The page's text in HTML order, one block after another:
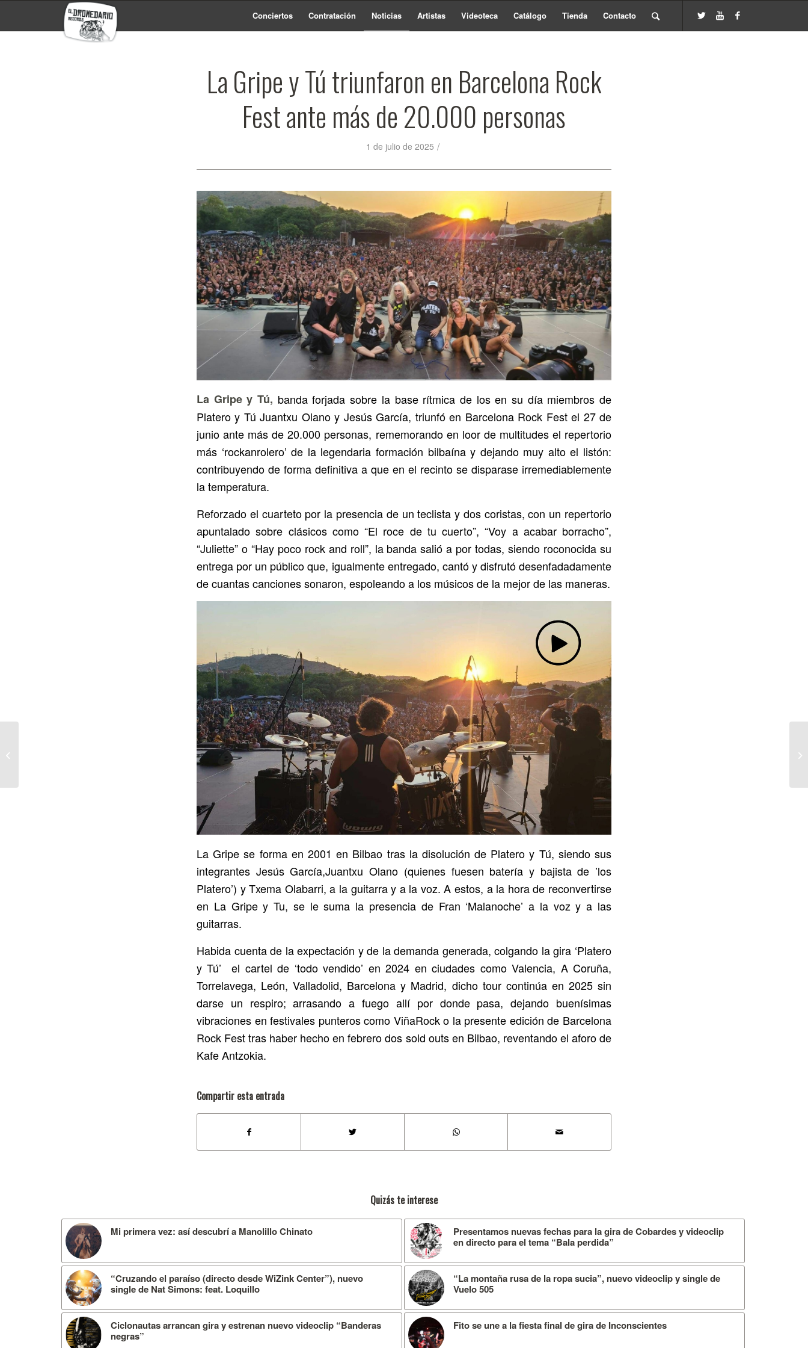
Conciertos Contratación Noticias Artistas Videoteca Catálogo Tienda Contacto
La Gripe y Tú triunfaron en Barcelona Rock
Fest ante más de 20.000 personas
1 de julio de 2025 /
La Gripe y Tú, banda forjada sobre la base rítmica de los en su día miembros de
Platero y Tú Juantxu Olano y Jesús García, triunfó en Barcelona Rock Fest el 27 de
junio ante más de 20.000 personas, rememorando en loor de multitudes el repertorio
más ‘rockanrolero’ de la legendaria formación bilbaína y dejando muy alto el listón:
contribuyendo de forma definitiva a que en el recinto se disparase irremediablemente
la temperatura.
Reforzado el cuarteto por la presencia de un teclista y dos coristas, con un repertorio
apuntalado sobre clásicos como “El roce de tu cuerto”, “Voy a acabar borracho”,
“Juliette” o “Hay poco rock and roll”, la banda salió a por todas, siendo roconocida su
entrega por un público que, igualmente entregado, cantó y disfrutó desenfadadamente
de cuantas canciones sonaron, espoleando a los músicos de la mejor de las maneras.
La Gripe se forma en 2001 en Bilbao tras la disolución de Platero y Tú, siendo sus
integrantes Jesús García,Juantxu Olano (quienes fuesen batería y bajista de ’los
Platero’) y Txema Olabarri, a la guitarra y a la voz. A estos, a la hora de reconvertirse
en La Gripe y Tu, se le suma la presencia de Fran ‘Malanoche’ a la voz y a las
guitarras.
Habida cuenta de la expectación y de la demanda generada, colgando la gira ‘Platero
y Tú’ el cartel de ‘todo vendido’ en 2024 en ciudades como Valencia, A Coruña,
Torrelavega, León, Valladolid, Barcelona y Madrid, dicho tour continúa en 2025 sin
darse un respiro; arrasando a fuego allí por donde pasa, dejando buenísimas
vibraciones en festivales punteros como ViñaRock o la presente edición de Barcelona
Rock Fest tras haber hecho en febrero dos sold outs en Bilbao, reventando el aforo de
Kafe Antzokia.
Compartir esta entrada
Quizás te interese
Mi primera vez: así descubrí a Manolillo Chinato
Presentamos nuevas fechas para la gira de Cobardes y videoclip
en directo para el tema “Bala perdida”
“Cruzando el paraíso (directo desde WiZink Center”), nuevo
single de Nat Simons: feat. Loquillo
“La montaña rusa de la ropa sucia”, nuevo videoclip y single de
Vuelo 505
Ciclonautas arrancan gira y estrenan nuevo videoclip “Banderas
negras”
Fito se une a la fiesta final de gira de Inconscientes